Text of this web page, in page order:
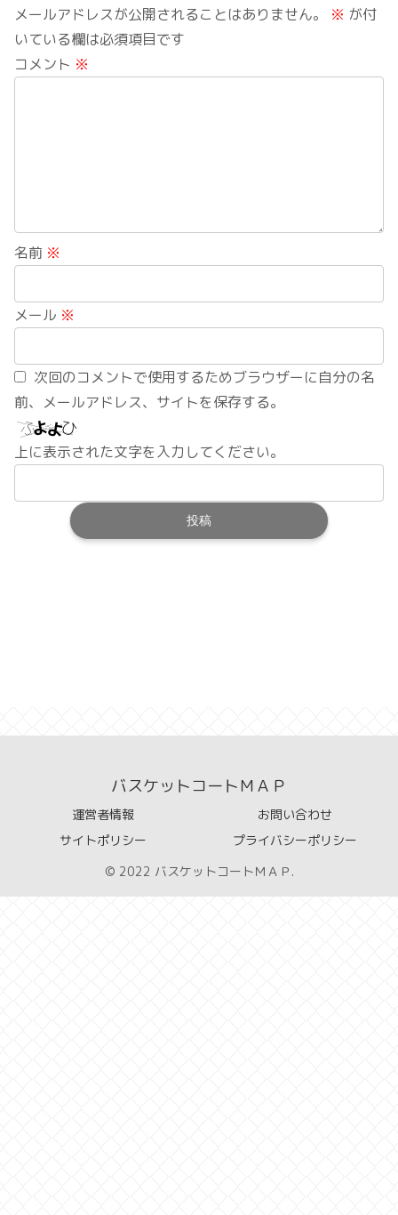
メールアドレスが公開されることはありません。 ※ が付
いている欄は必須項目です
コメント ※
名前 ※
メール ※
次回のコメントで使用するためブラウザーに自分の名
前、メールアドレス、サイトを保存する。
上に表示された文字を入力してください。
バスケットコートＭＡＰ
運営者情報
お問い合わせ
サイトポリシー
プライバシーポリシー
© 2022 バスケットコートＭＡＰ.